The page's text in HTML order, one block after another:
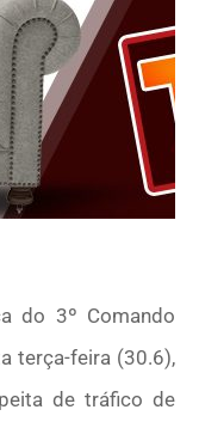
do 3º Comando
terça-feira (30.6),
de tráfico de